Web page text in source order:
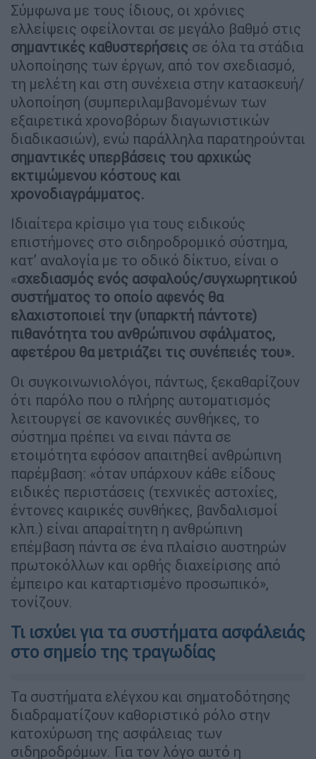
Σύμφωνα με τους ίδιους, οι χρόνιες
ελλείψεις οφείλονται σε μεγάλο βαθμό στις
σημαντικές καθυστερήσεις σε όλα τα στάδια
υλοποίησης των έργων, από τον σχεδιασμό,
τη μελέτη και στη συνέχεια στην κατασκευή/
υλοποίηση (συμπεριλαμβανομένων των
εξαιρετικά χρονοβόρων διαγωνιστικών
διαδικασιών), ενώ παράλληλα παρατηρούνται
σημαντικές υπερβάσεις του αρχικώς
εκτιμώμενου κόστους και
χρονοδιαγράμματος.
Ιδιαίτερα κρίσιμο για τους ειδικούς
επιστήμονες στο σιδηροδρομικό σύστημα,
κατ’ αναλογία με το οδικό δίκτυο, είναι ο
«σχεδιασμός ενός ασφαλούς/συγχωρητικού
συστήματος το οποίο αφενός θα
ελαχιστοποιεί την (υπαρκτή πάντοτε)
πιθανότητα του ανθρώπινου σφάλματος,
αφετέρου θα μετριάζει τις συνέπειές του».
Οι συγκοινωνιολόγοι, πάντως, ξεκαθαρίζουν
ότι παρόλο που ο πλήρης αυτοματισμός
λειτουργεί σε κανονικές συνθήκες, το
σύστημα πρέπει να ειναι πάντα σε
ετοιμότητα εφόσον απαιτηθεί ανθρώπινη
παρέμβαση: «όταν υπάρχουν κάθε είδους
ειδικές περιστάσεις (τεχνικές αστοχίες,
έντονες καιρικές συνθήκες, βανδαλισμοί
κλπ.) είναι απαραίτητη η ανθρώπινη
επέμβαση πάντα σε ένα πλαίσιο αυστηρών
πρωτοκόλλων και ορθής διαχείρισης από
έμπειρο και καταρτισμένο προσωπικό»,
τονίζουν.
Τι ισχύει για τα συστήματα ασφάλειάς
στο σημείο της τραγωδίας
Τα συστήματα ελέγχου και σηματοδότησης
διαδραματίζουν καθοριστικό ρόλο στην
κατοχύρωση της ασφάλειας των
σιδηροδρόμων. Για τον λόγο αυτό η